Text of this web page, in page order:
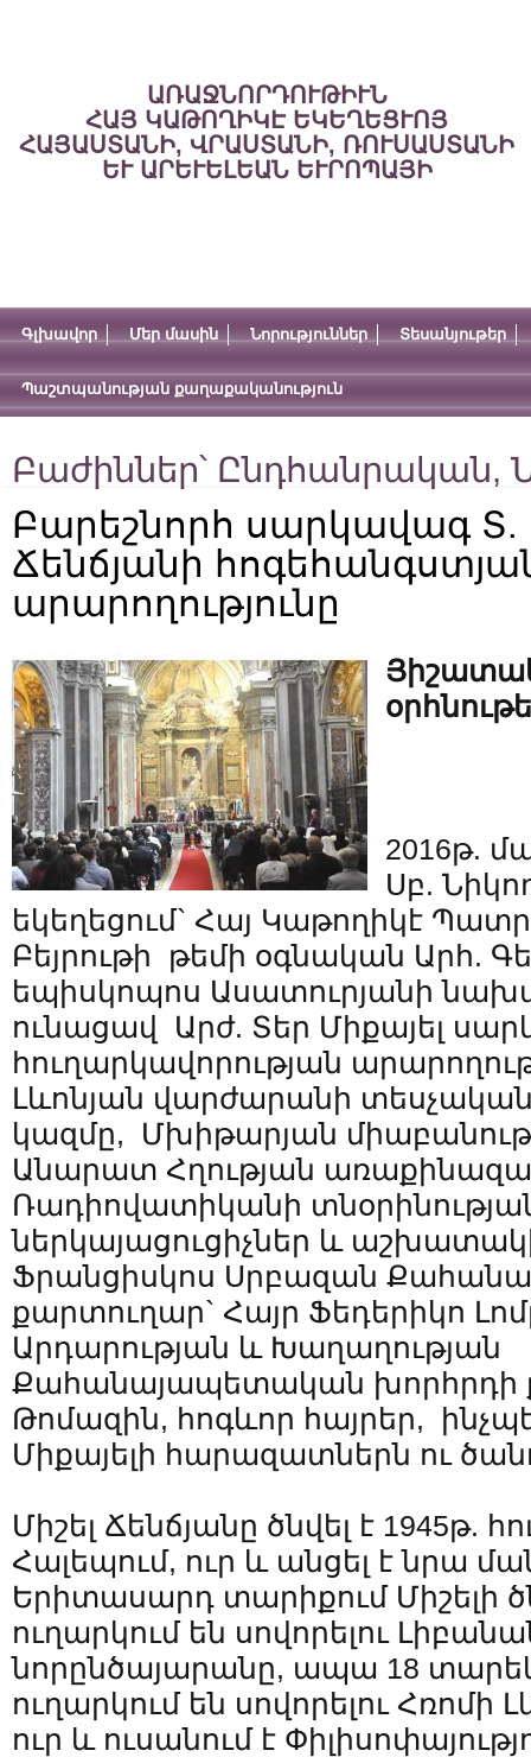
ԱՌԱՋՆՈՐԴՈՒԹԻՒՆ
ՀԱՅ ԿԱԹՈՂԻԿԷ ԵԿԵՂԵՑՒՈՅ
ՀԱՅԱՍՏԱՆԻ, ՎՐԱՍՏԱՆԻ, ՌՈՒՍԱՍՏԱՆԻ
ԵՒ ԱՐԵՒԵԼԵԱՆ ԵՒՐՈՊԱՅԻ
Գլխավոր Մեր մասին Նորություններ Տեսանյութեր
Պաշտպանության քաղաքականություն
Բաժիններ՝ Ընդհանրական,
Բարեշնորհ սարկավագ Տ.
Ճենճյանի
արարողությունը
2016թ.
Սբ.
եկեղեցում` Հայ Կաթողիկէ
Բեյրութի թեմի օգնական Արհ.
եպիսկոպոս Ասատուրյանի
ունացավ Արժ. Տեր Միքայել
հուղարկավորության
Լևոնյան վարժարանի
կազմը, Մխիթարյան
Անարատ Հղության
Ռադիովատիկանի
ներկայացուցիչներ և
Ֆրանցիսկոս Սրբազան
քարտուղար` Հայր Ֆեդերիկո
Արդարության և Խաղաղության
Քահանայապետական խորհրդի
Թոմազին, հոգևոր հայրեր,
Միքայելի հարազատներն ու
Միշել Ճենճյանը ծնվել է 1945թ.
Հալեպում, ուր և անցել է նրա
Երիտասարդ տարիքում Միշելի
ուղարկում են սովորելու
նորընծայարանը, ապա 18
ուղարկում են սովորելու
ուր և ուսանում է